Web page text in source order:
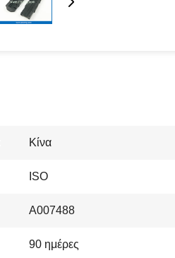
Κίνα
ISO
A007488
90 ημέρες